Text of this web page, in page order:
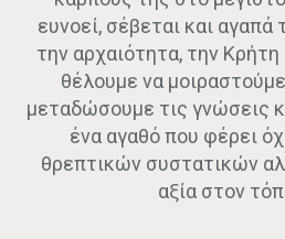
ευνοεί, σέβεται και αγαπά
την αρχαιότητα, την Κρήτη
θέλουμε να
μεταδώσουμε τις γνώσεις
ένα αγαθό που φέρει
θρεπτικών συστατικών
αξία στον